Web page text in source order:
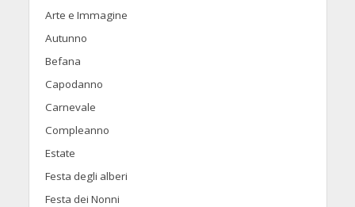
Arte e Immagine
Autunno
Befana
Capodanno
Carnevale
Compleanno
Estate
Festa degli alberi
Festa dei Nonni